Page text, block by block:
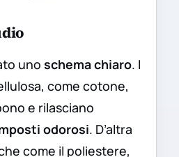
uno schema chiaro. I
come cotone,
e rilasciano
odorosi. D’altra
come il poliestere,